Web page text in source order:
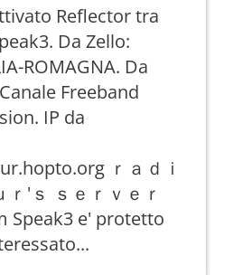
Reflector tra
Da Zello:
ROMAGNA. Da
Freeband
IP da
ｒａｄｉ
ｒ'ｓ ｓｅｒｖｅｒ
Speak3 e' protetto